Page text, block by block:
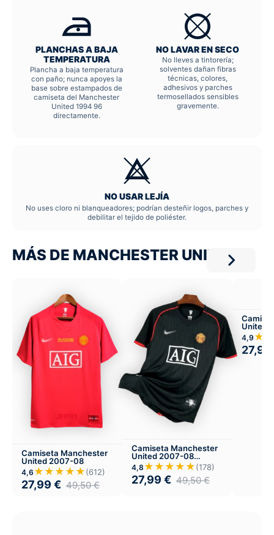
PLANCHAS A BAJA
TEMPERATURA
Plancha a baja temperatura
con paño; nunca apoyes la
base sobre estampados de
camiseta del Manchester
United 1994 96
directamente.
NO LAVAR EN SECO
No lleves a tintorería;
solventes dañan fibras
técnicas, colores,
adhesivos y parches
termosellados sensibles
gravemente.
NO USAR LEJÍA
No uses cloro ni blanqueadores; podrían desteñir logos, parches y
debilitar el tejido de poliéster.
MÁS DE MANCHESTER UNITED
Camiseta Manchester
United 2007-08
4,6 ★★★★★(612)
27,99 € 49,50€
Camiseta Manchester
United 2007-08
Visitante
4,8 ★★★★★(178)
27,99 € 49,50€
United
4,9
27,99